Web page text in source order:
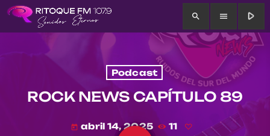
search menu play_arrow
Podcast
ROCK NEWS CAPÍTULO 89
today abril 14, 2025 11